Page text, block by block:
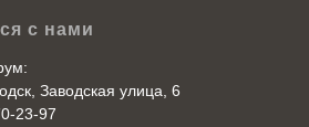
с нами
Заводская улица, 6
23-97